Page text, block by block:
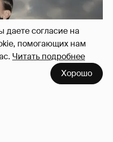
даете согласие на
помогающих нам
Читать подробнее
Хорошо